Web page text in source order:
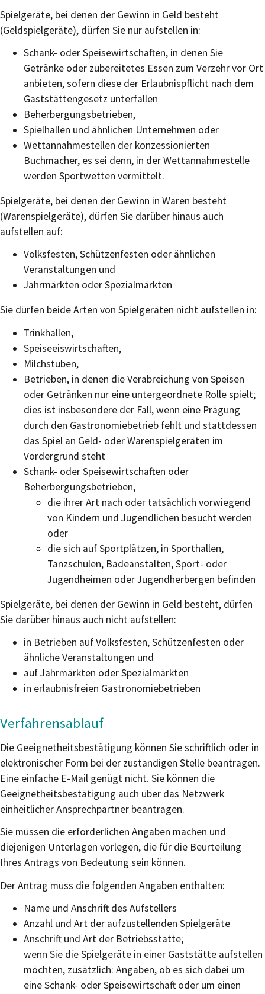
Spielgeräte, bei denen der Gewinn in Geld besteht
(Geldspielgeräte), dürfen Sie nur aufstellen in:
Schank- oder Speisewirtschaften, in denen Sie
Getränke oder zubereitetes Essen zum Verzehr vor Ort
anbieten, sofern diese der Erlaubnispflicht nach dem
Gaststättengesetz unterfallen
Beherbergungsbetrieben,
Spielhallen und ähnlichen Unternehmen oder
Wettannahmestellen der konzessionierten
Buchmacher, es sei denn, in der Wettannahmestelle
werden Sportwetten vermittelt.
Spielgeräte, bei denen der Gewinn in Waren besteht
(Warenspielgeräte), dürfen Sie darüber hinaus auch
aufstellen auf:
Volksfesten, Schützenfesten oder ähnlichen
Veranstaltungen und
Jahrmärkten oder Spezialmärkten
Sie dürfen beide Arten von Spielgeräten nicht aufstellen in:
Trinkhallen,
Speiseeiswirtschaften,
Milchstuben,
Betrieben, in denen die Verabreichung von Speisen
oder Getränken nur eine untergeordnete Rolle spielt;
dies ist insbesondere der Fall, wenn eine Prägung
durch den Gastronomiebetrieb fehlt und stattdessen
das Spiel an Geld- oder Warenspielgeräten im
Vordergrund steht
Schank- oder Speisewirtschaften oder
Beherbergungsbetrieben,
die ihrer Art nach oder tatsächlich vorwiegend
von Kindern und Jugendlichen besucht werden
oder
die sich auf Sportplätzen, in Sporthallen,
Tanzschulen, Badeanstalten, Sport- oder
Jugendheimen oder Jugendherbergen befinden
Spielgeräte, bei denen der Gewinn in Geld besteht, dürfen
Sie darüber hinaus auch nicht aufstellen:
in Betrieben auf Volksfesten, Schützenfesten oder
ähnliche Veranstaltungen und
auf Jahrmärkten oder Spezialmärkten
in erlaubnisfreien Gastronomiebetrieben
Verfahrensablauf
Die Geeignetheitsbestätigung können Sie schriftlich oder in
elektronischer Form bei der zuständigen Stelle beantragen.
Eine einfache E-Mail genügt nicht. Sie können die
Geeignetheitsbestätigung auch über das Netzwerk
einheitlicher Ansprechpartner beantragen.
Sie müssen die erforderlichen Angaben machen und
diejenigen Unterlagen vorlegen, die für die Beurteilung
Ihres Antrags von Bedeutung sein können.
Der Antrag muss die folgenden Angaben enthalten:
Name und Anschrift des Aufstellers
Anzahl und Art der aufzustellenden Spielgeräte
Anschrift und Art der Betriebsstätte;
wenn Sie die Spielgeräte in einer Gaststätte aufstellen
möchten, zusätzlich: Angaben, ob es sich dabei um
eine Schank- oder Speisewirtschaft oder um einen